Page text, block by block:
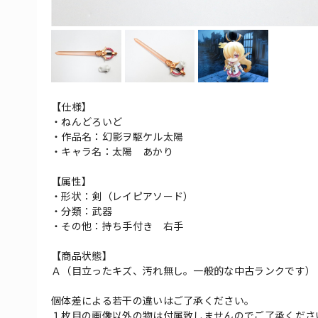
【仕様】
・ねんどろいど
・作品名：幻影ヲ駆ケル太陽
・キャラ名：太陽 あかり
【属性】
・形状：剣（レイピアソード）
・分類：武器
・その他：持ち手付き 右手
【商品状態】
Ａ（目立ったキズ、汚れ無し。一般的な中古ランクです）
個体差による若干の違いはご了承ください。
１枚目の画像以外の物は付属致しませんのでご了承くださ